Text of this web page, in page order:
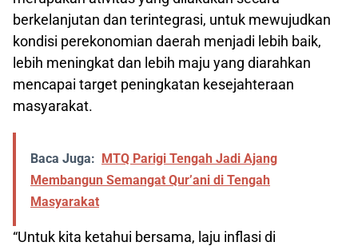
berkelanjutan dan terintegrasi, untuk mewujudkan
kondisi perekonomian daerah menjadi lebih baik,
lebih meningkat dan lebih maju yang diarahkan
mencapai target peningkatan kesejahteraan
masyarakat.
Baca Juga: MTQ Parigi Tengah Jadi Ajang
Membangun Semangat Qur’ani di Tengah
Masyarakat
“Untuk kita ketahui bersama, laju inflasi di